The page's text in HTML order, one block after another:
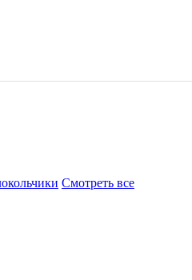
Смотреть все